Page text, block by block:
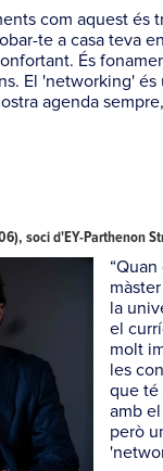
com aquest és
te a casa teva
És
El 'networking' és
agenda
soci d'EY-Parthenon
la
el
molt
les
que té
amb
però